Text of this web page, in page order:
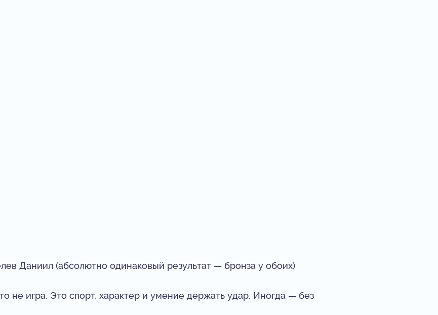
Даниил (абсолютно одинаковый результат — бронза у обоих)
не игра. Это спорт, характер и умение держать удар. Иногда — без